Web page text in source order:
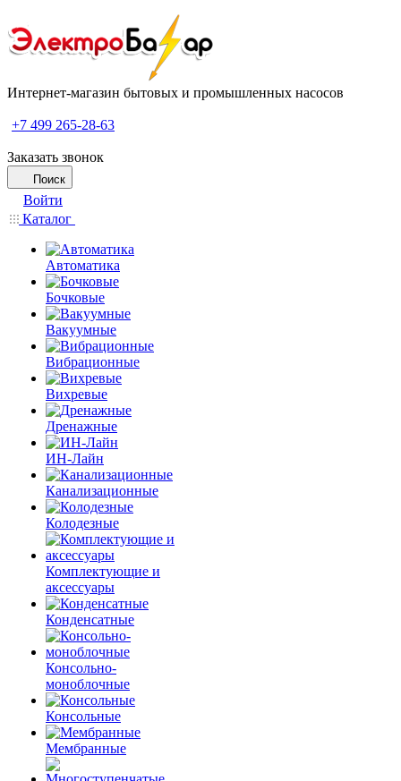
Интернет-магазин бытовых и промышленных насосов
+7 499 265-28-63
Заказать звонок
Поиск
Войти
Каталог
Автоматика
Бочковые
Вакуумные
Вибрационные
Вихревые
Дренажные
ИН-Лайн
Канализационные
Колодезные
Комплектующие и
аксессуары
Конденсатные
Консольно-
моноблочные
Консольные
Мембранные